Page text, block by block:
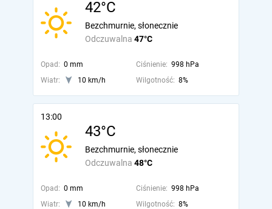
42°C
Odczuwalna 47°C
Bezchmurnie, słonecznie
Opad: 0 mm Ciśnienie: 998 hPa
Wiatr:
10 km/h Wilgotność: 8%
13:00
43°C
Odczuwalna 48°C
Bezchmurnie, słonecznie
Opad: 0 mm Ciśnienie: 998 hPa
Wiatr:
10 km/h Wilgotność: 8%